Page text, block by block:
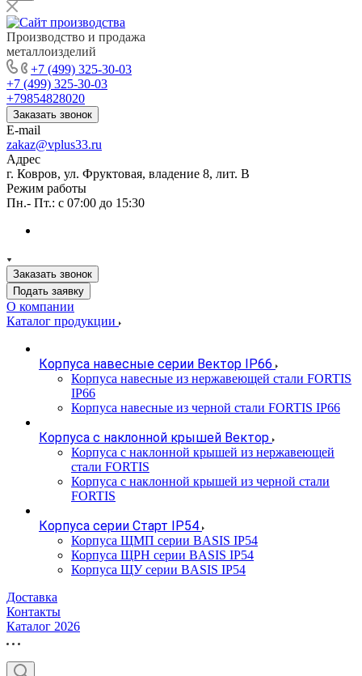
Производство и продажа
металлоизделий
+7 (499) 325-30-03
+7 (499) 325-30-03
+79854828020
Заказать звонок
E-mail
zakaz@vplus33.ru
Адрес
г. Ковров, ул. Фруктовая, владение 8, лит. В
Режим работы
Пн.- Пт.: с 07:00 до 15:30
Заказать звонок
Подать заявку
О компании
Каталог продукции
Корпуса навесные серии Вектор IP66
Корпуса навесные из нержавеющей стали FORTIS
IP66
Корпуса навесные из черной стали FORTIS IP66
Корпуса с наклонной крышей Вектор
Корпуса с наклонной крышей из нержавеющей
стали FORTIS
Корпуса с наклонной крышей из черной стали
FORTIS
Корпуса серии Старт IP54
Корпуса ЩМП серии BASIS IP54
Корпуса ЩРН серии BASIS IP54
Корпуса ЩУ серии BASIS IP54
Доставка
Контакты
Каталог 2026